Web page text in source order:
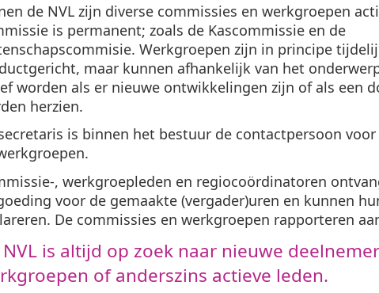
de NVL zijn diverse commissies en werkgroepen
is permanent; zoals de Kascommissie en de
Werkgroepen zijn in principe
maar kunnen afhankelijk van het
worden als er nieuwe ontwikkelingen zijn of als een
herzien.
is binnen het bestuur de contactpersoon
, werkgroepleden en regiocoördinatoren
voor de gemaakte (vergader)uren en kunnen
De commissies en werkgroepen rapporteren
NVL is altijd op zoek naar nieuwe
of anderszins actieve leden.